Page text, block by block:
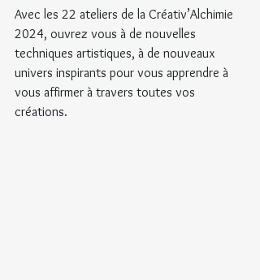
Avec les 22 ateliers de la Créativ’Alchimie
2024, ouvrez vous à de nouvelles
techniques artistiques, à de nouveaux
univers inspirants pour vous apprendre à
vous affirmer à travers toutes vos
créations.